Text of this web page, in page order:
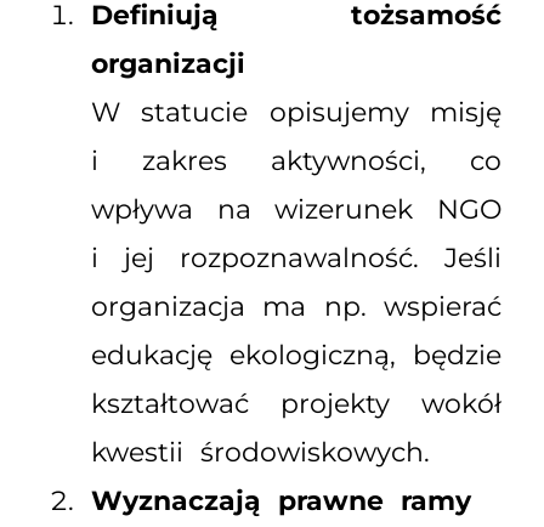
Definiują tożsamość
organizacji
W statucie opisujemy misję
i zakres aktywności, co
wpływa na wizerunek NGO
i jej rozpoznawalność. Jeśli
organizacja ma np. wspierać
edukację ekologiczną, będzie
kształtować projekty wokół
kwestii środowiskowych.
Wyznaczają prawne ramy